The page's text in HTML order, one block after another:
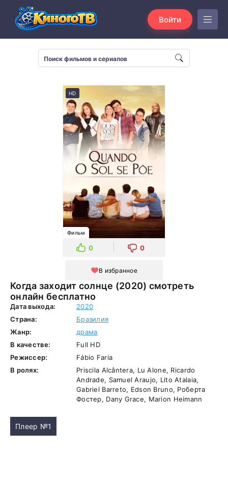
Войти
Когда заходит солнце (2020) смотреть
онлайн бесплатно
HD
Фильм
0 0
В избранное
Дата выхода:
2020
Страна:
Бразилия
Жанр:
драма
В качестве:
Full HD
Режиссер:
Fábio Faria
В ролях:
Priscila Alcântera, Lu Alone, Ricardo
Andrade, Samuel Araujo, Lito Atalaia,
Gabriel Barreto, Edson Bruno, Роберта
Фостер, Dany Grace, Marion Heimann
Плеер №1